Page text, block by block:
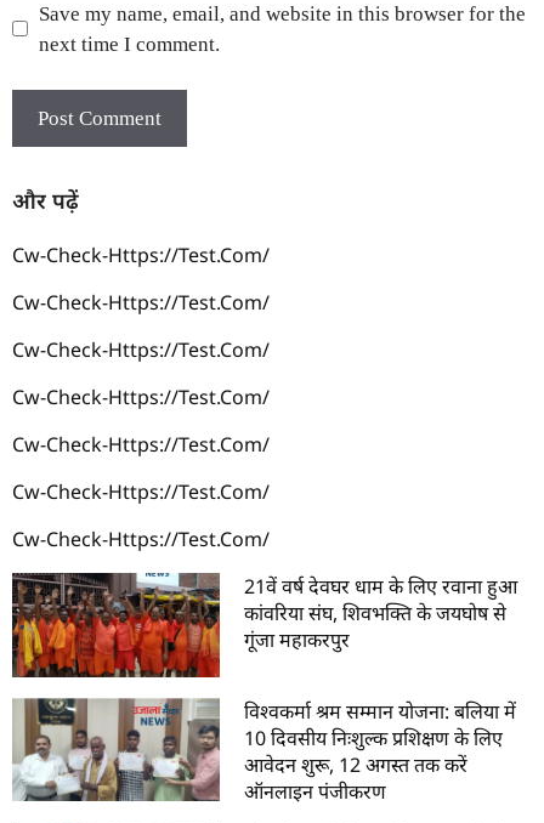
Save my name, email, and website in this browser for the
next time I comment.
और पढ़ें
Cw-Check-Https://test.com/
Cw-Check-Https://test.com/
Cw-Check-Https://test.com/
Cw-Check-Https://test.com/
Cw-Check-Https://test.com/
Cw-Check-Https://test.com/
Cw-Check-Https://test.com/
21वें वर्ष देवघर धाम के लिए रवाना हुआ
कांवरिया संघ, शिवभक्ति के जयघोष से
गूंजा महाकरपुर
विश्वकर्मा श्रम सम्मान योजना: बलिया में
10 दिवसीय निःशुल्क प्रशिक्षण के लिए
आवेदन शुरू, 12 अगस्त तक करें
ऑनलाइन पंजीकरण